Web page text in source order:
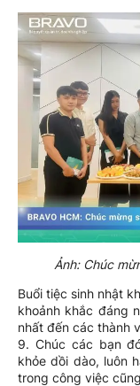
Ảnh: Chúc
Buổi tiệc sinh nhật
khoảnh khắc đáng
nhất đến các thành
9. Chúc các bạn
khỏe dồi dào, luôn
trong công việc